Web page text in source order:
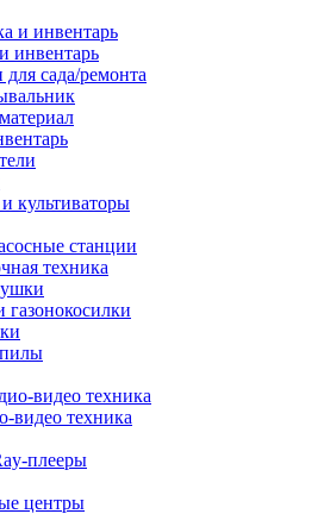
инвентарь
сада/ремонта
культиваторы
станции
техника
видео техника
плееры
центры